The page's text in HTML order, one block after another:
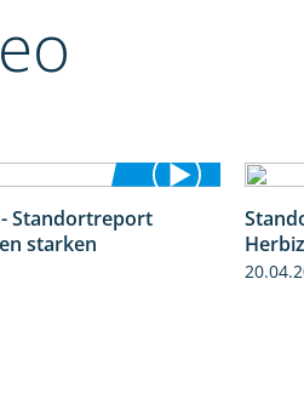
Standortreport
starken